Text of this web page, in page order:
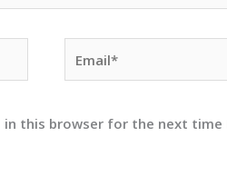
in this browser for the next time